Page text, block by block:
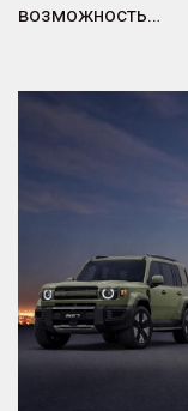
возможность…